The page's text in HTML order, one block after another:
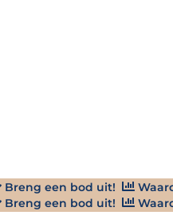
Breng een bod uit!
Breng een bod uit!